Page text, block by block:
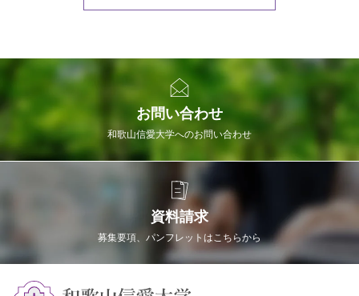
お問い合わせ
和歌山信愛大学へのお問い合わせ
資料請求
募集要項、パンフレットはこちらから